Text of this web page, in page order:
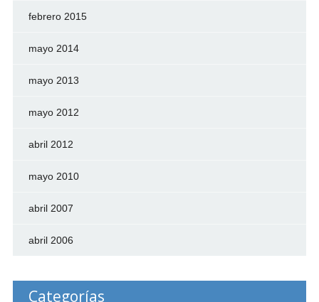
febrero 2015
mayo 2014
mayo 2013
mayo 2012
abril 2012
mayo 2010
abril 2007
abril 2006
Categorías